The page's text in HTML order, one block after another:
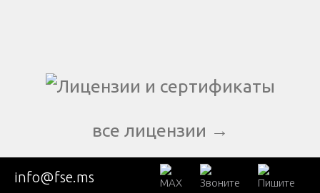
все лицензии →
info@fse.ms